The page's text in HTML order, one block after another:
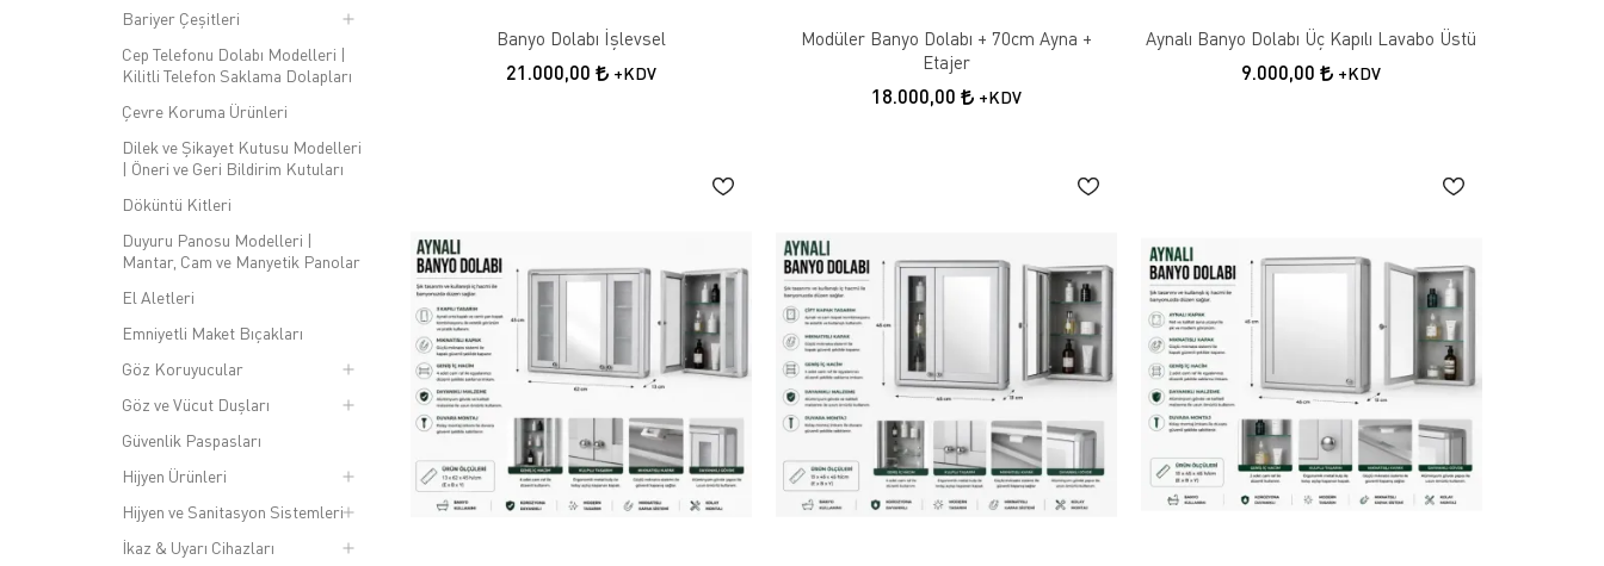
Bariyer Çeşitleri
Cep Telefonu Dolabı Modelleri |
Kilitli Telefon Saklama Dolapları
Çevre Koruma Ürünleri
Dilek ve Şikayet Kutusu Modelleri
| Öneri ve Geri Bildirim Kutuları
Döküntü Kitleri
Duyuru Panosu Modelleri |
Mantar, Cam ve Manyetik Panolar
El Aletleri
Emniyetli Maket Bıçakları
Göz Koruyucular
Göz ve Vücut Duşları
Güvenlik Paspasları
Hijyen Ürünleri
Hijyen ve Sanitasyon Sistemleri
İkaz & Uyarı Cihazları
Banyo Dolabı İşlevsel
21.000,00 +KDV
Modüler Banyo Dolabı + 70cm Ayna +
Etajer
18.000,00 +KDV
Aynalı Banyo Dolabı Üç Kapılı Lavabo Üstü
9.000,00 +KDV